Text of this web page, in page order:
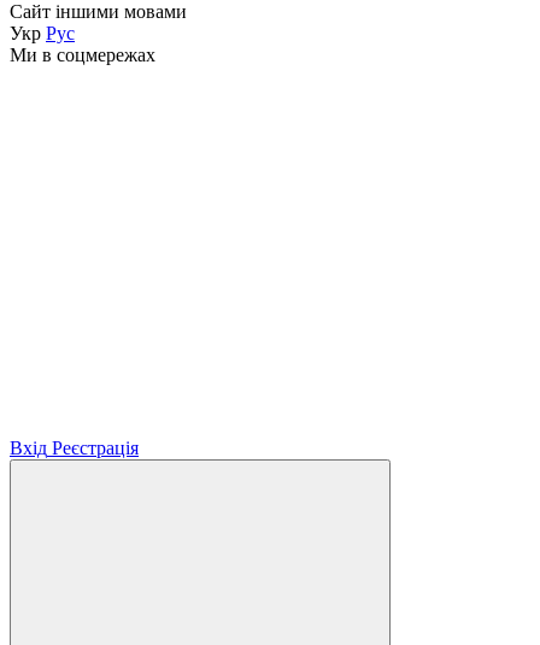
Сайт іншими мовами
Укр Рус
Ми в соцмережах
Вхід Реєстрація